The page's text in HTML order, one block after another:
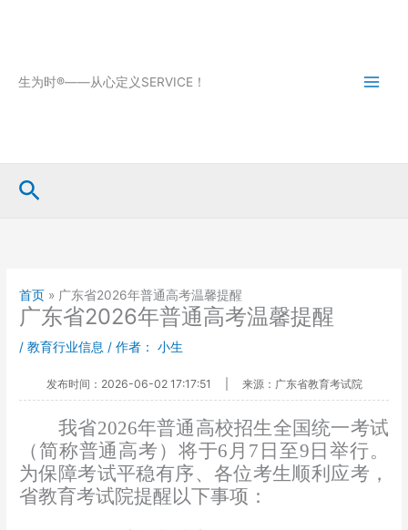
生为时®——从心定义SERVICE！
搜
首页 » 广东省2026年普通高考温馨提醒
广东省2026年普通高考温馨提醒
/教育行业信息 / 作者： 小生
发布时间：2026-06-02 17:17:51 来源：广东省教育考试院
我省2026年普通高校招生全国统一考试
（简称普通高考）将于6 月 7 日至9 日举行。
为保障考试平稳有序、各位考生顺利 应考，
省教育考试院提醒以下事项：